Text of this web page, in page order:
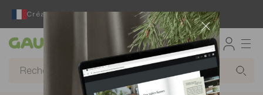
Créateur et fabricant français depuis 65 ans
Gautier